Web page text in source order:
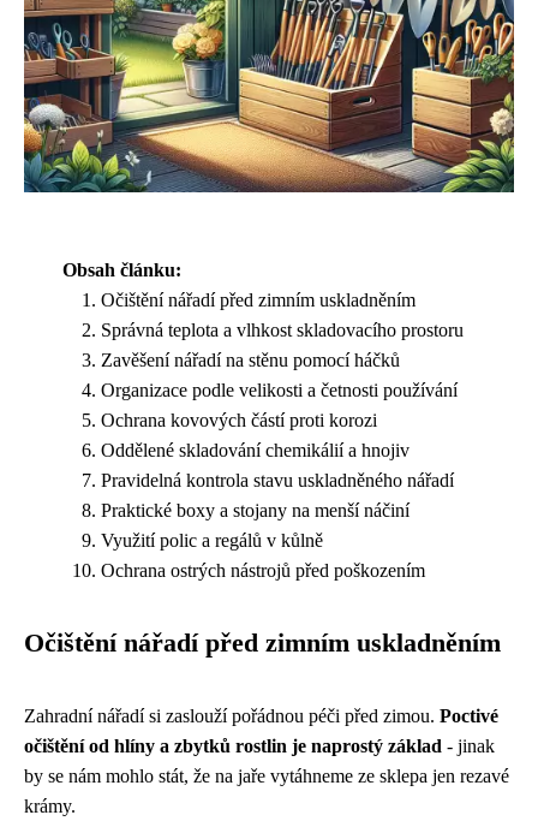
Obsah článku:
Očištění nářadí před zimním uskladněním
Správná teplota a vlhkost skladovacího prostoru
Zavěšení nářadí na stěnu pomocí háčků
Organizace podle velikosti a četnosti používání
Ochrana kovových částí proti korozi
Oddělené skladování chemikálií a hnojiv
Pravidelná kontrola stavu uskladněného nářadí
Praktické boxy a stojany na menší náčiní
Využití polic a regálů v kůlně
Ochrana ostrých nástrojů před poškozením
Očištění nářadí před zimním uskladněním
Zahradní nářadí si zaslouží pořádnou péči před zimou. Poctivé
očištění od hlíny a zbytků rostlin je naprostý základ - jinak
by se nám mohlo stát, že na jaře vytáhneme ze sklepa jen rezavé
krámy.